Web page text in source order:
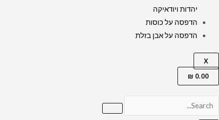
יהדות ויודאיקה
הדפסה על כוסות
הדפסה על אבן בזלת
X
0.00
₪